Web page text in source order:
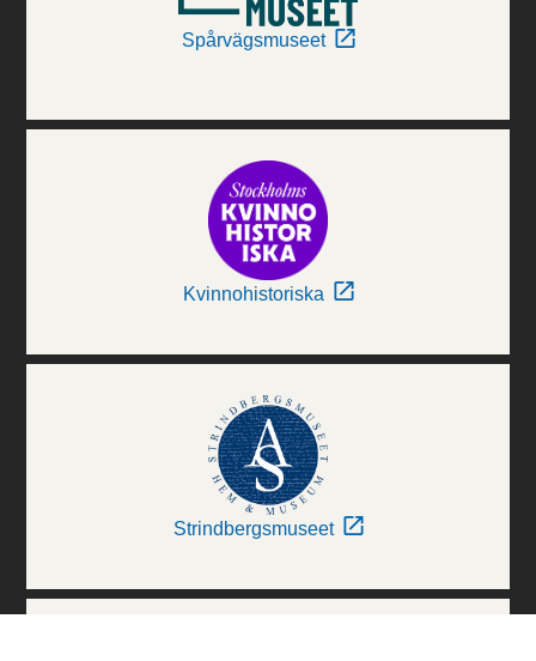
Spårvägsmuseet
Kvinnohistoriska
Strindbergsmuseet